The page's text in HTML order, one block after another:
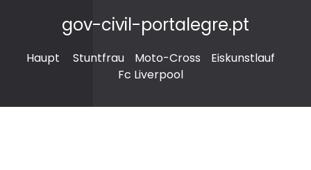
gov-civil-portalegre.pt
Haupt Stuntfrau Moto-Cross
Eiskunstlauf
Fc Liverpool